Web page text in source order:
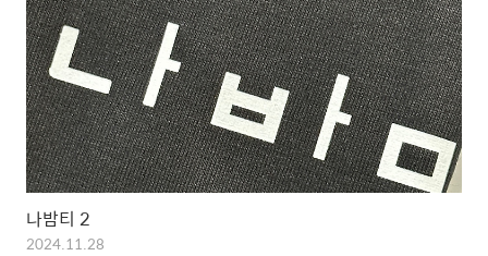
나밤티 2
2024.11.28